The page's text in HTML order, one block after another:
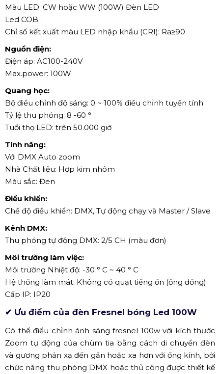
Màu LED: CW hoặc WW (100W) Đèn LED
Led COB :
Chỉ số kết xuất màu LED nhập khẩu (CRI): Ra≥90
Nguồn điện:
Điện áp: AC100-240V
Max.power: 100W
Quang học:
Bộ điều chỉnh độ sáng: 0 ~ 100% điều chỉnh tuyến tính
Tỷ lệ thu phóng: 8 -60 °
Tuổi thọ LED: trên 50.000 giờ
Tính năng:
Với DMX Auto zoom
Nhà Chất liệu: Hợp kim nhôm
Màu sắc: Đen
Điều khiển:
Chế độ điều khiển: DMX, Tự động chạy và Master / Slave
Kênh DMX:
Thu phóng tự động DMX: 2/5 CH (màu đơn)
Môi trường làm việc:
Môi trường Nhiệt độ: -30 ° C ~ 40 ° C
Hệ thống làm mát: Không có quạt tiếng ồn (ống đồng)
Cấp IP: IP20
✔ Ưu điểm của đèn Fresnel bóng Led 100W
Có thể điều chỉnh ánh sáng fresnel 100w với kích thước
Zoom tự động của chùm tia bằng cách di chuyển đèn
và gương phản xạ đến gần hoặc xa hơn với ống kính, bởi
chức năng thu phóng DMX hoặc thủ công được thiết kế